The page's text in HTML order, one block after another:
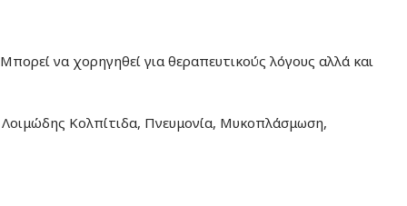
να χορηγηθεί για θεραπευτικούς λόγους αλλά και
Κολπίτιδα, Πνευμονία, Μυκοπλάσμωση,